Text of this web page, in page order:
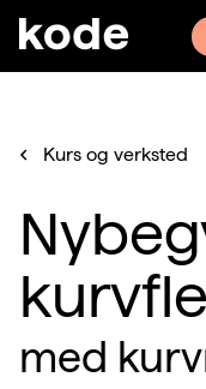
Kurs og verksted
med